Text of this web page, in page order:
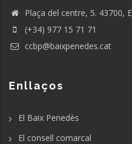
Plaça del centre, 5. 43700,
(+34) 977 15 71 71
ccbp@baixpenedes.cat
Enllaços
El Baix Penedès
El consell comarcal